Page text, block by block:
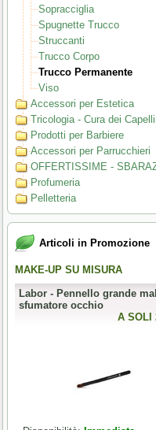
Sopracciglia
Spugnette Trucco
Struccanti
Trucco Corpo
Trucco Permanente
Viso
Accessori per Estetica
Tricologia - Cura dei Capelli
Prodotti per Barbiere
Accessori per Parrucchieri
OFFERTISSIME -
Profumeria
Pelletteria
Articoli in Promozione
MAKE-UP SU MISURA
Labor - Pennello grande
sfumatore occhio
A SOLI